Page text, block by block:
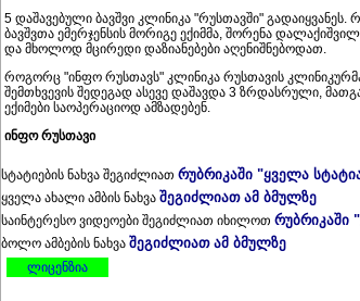
5 დაშავებული ბავშვი კლინიკა "რუსთავში"
ბავშვთა ემერჯენსის მორიგე ექიმმა, შორენა
და მხოლოდ მცირედი დაზიანებები აღენიშნებოდათ.
როგორც "ინფო რუსთავს" კლინიკა რუსთავის
შემთხვევის შედეგად ასევე დაშავდა 3 ზრდასრული,
ექიმები საოპერაციოდ ამზადებენ.
ინფო რუსთავი
სტატიების ნახვა შეგიძლიათ რუბრიკაში "ყველა
ყველა ახალი ამბის ნახვა შეგიძლიათ ამ ბმულზე
საინტერესო ვიდეოები შეგიძლიათ იხილოთ რუბრიკაში
ბოლო ამბების ნახვა შეგიძლიათ ამ ბმულზე
ლიცენზია